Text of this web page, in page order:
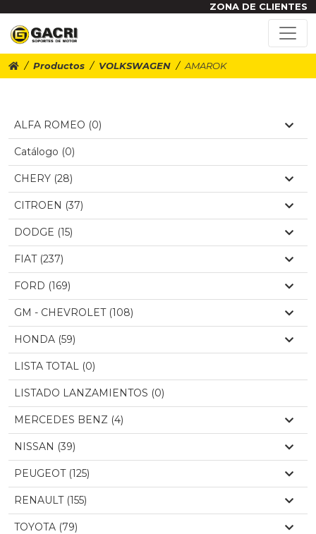
ZONA DE CLIENTES
Productos VOLKSWAGEN AMAROK
ALFA ROMEO (0)
Catálogo (0)
CHERY (28)
CITROEN (37)
DODGE (15)
FIAT (237)
FORD (169)
GM - CHEVROLET (108)
HONDA (59)
LISTA TOTAL (0)
LISTADO LANZAMIENTOS (0)
MERCEDES BENZ (4)
NISSAN (39)
PEUGEOT (125)
RENAULT (155)
TOYOTA (79)